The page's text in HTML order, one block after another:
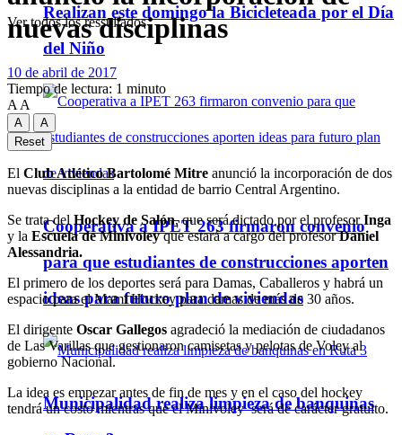
Realizan este domingo la Bicicleteada por el Día
del Niño
Cooperativa a IPET 263 firmaron convenio
para que estudiantes de construcciones aporten
ideas para futuro plan de viviendas
Municipalidad realiza limpieza de banquinas
Ver todos los ressultados
nuevas disciplinas
10 de abril de 2017
Tiempo de lectura: 1 minuto
A A
A
A
Reset
El Club Atlético Bartolomé Mitre anunció la incorporación de dos
nuevas disciplinas a la entidad de barrio Central Argentino.
Se trata del Hockey de Salón, que será dictado por el profesorInga
y la Escuela de Minivoleyque estará a cargo del profesorDaniel
Alessandria.
El primero de los deportes será para Damas, Caballeros y habrá un
espacio para el Mami Hockey para damas de más de 30 años.
El dirigente Oscar Gallegos agradeció la mediación de ciudadanos
de Las Varillas que gestionaron camisetas y pelotas de Voley al
gobierno Nacional.
La idea es empezar antes de fin de mes y en el caso del hockey
tendrá un costo mientras que el Minivoley será de carácter gratuito.